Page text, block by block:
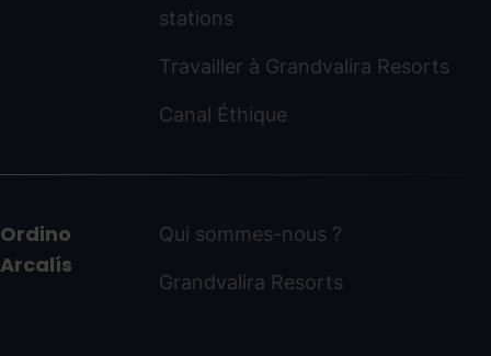
stations
Travailler à Grandvalira Resorts
Canal Éthique
Ordino
Arcalís
Qui sommes-nous ?
Grandvalira Resorts